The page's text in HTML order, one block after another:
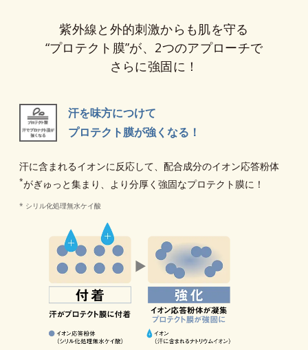
紫外線と外的刺激からも肌を守る
“プロテクト膜”が、 2つのアプローチで
さらに強固に！
汗を味方につけて
プロテクト膜が強くなる！
汗に含まれるイオンに反応して、配合成分のイオン応答粉体
*がぎゅっと集まり、より分厚く強固なプロテクト膜に！
* シリル化処理無水ケイ酸